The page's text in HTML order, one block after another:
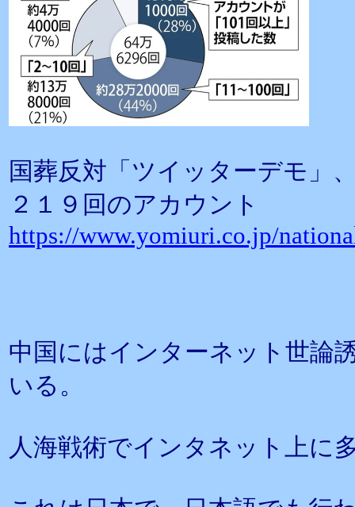
国葬反対「ツイッターデモ」
２１９回のアカウント
https://www.yomiuri.co.jp/
中国にはインターネット世論
いる。
人海戦術でインタネット上に